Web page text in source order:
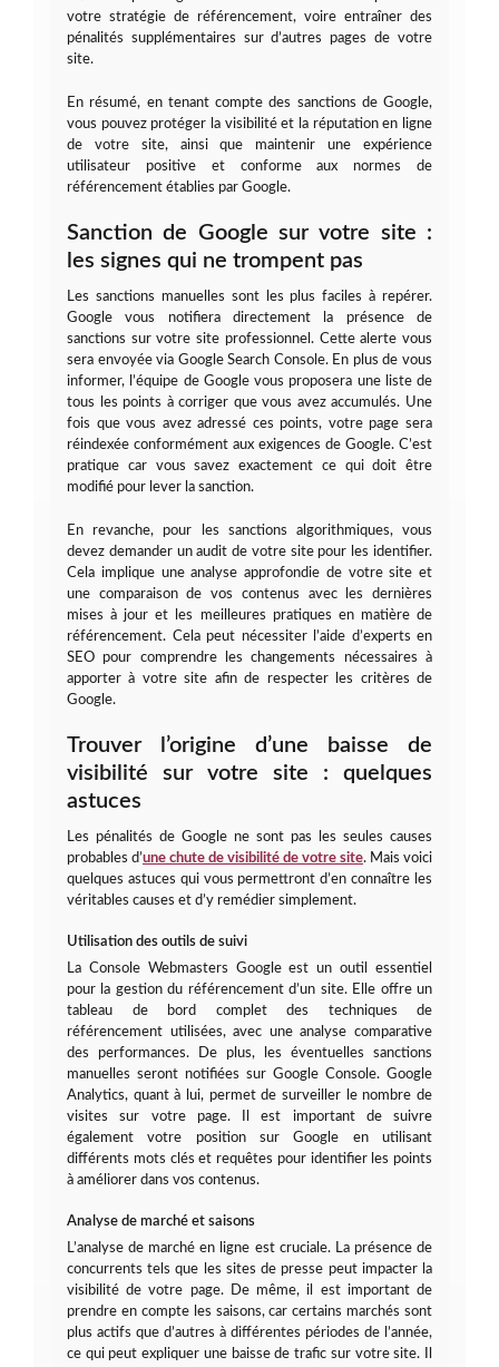
votre stratégie de référencement, voire entraîner des
pénalités supplémentaires sur d’autres pages de votre
site.
En résumé, en tenant compte des sanctions de Google,
vous pouvez protéger la visibilité et la réputation en ligne
de votre site, ainsi que maintenir une expérience
utilisateur positive et conforme aux normes de
référencement établies par Google.
Sanction de Google sur votre site :
les signes qui ne trompent pas
Les sanctions manuelles sont les plus faciles à repérer.
Google vous notifiera directement la présence de
sanctions sur votre site professionnel. Cette alerte vous
sera envoyée via Google Search Console. En plus de vous
informer, l’équipe de Google vous proposera une liste de
tous les points à corriger que vous avez accumulés. Une
fois que vous avez adressé ces points, votre page sera
réindexée conformément aux exigences de Google. C’est
pratique car vous savez exactement ce qui doit être
modifié pour lever la sanction.
En revanche, pour les sanctions algorithmiques, vous
devez demander un audit de votre site pour les identifier.
Cela implique une analyse approfondie de votre site et
une comparaison de vos contenus avec les dernières
mises à jour et les meilleures pratiques en matière de
référencement. Cela peut nécessiter l’aide d’experts en
SEO pour comprendre les changements nécessaires à
apporter à votre site afin de respecter les critères de
Google.
Trouver l’origine d’une baisse de
visibilité sur votre site : quelques
astuces
Les pénalités de Google ne sont pas les seules causes
probables d’une chute de visibilité de votre site. Mais voici
quelques astuces qui vous permettront d’en connaître les
véritables causes et d’y remédier simplement.
Utilisation des outils de suivi
La Console Webmasters Google est un outil essentiel
pour la gestion du référencement d’un site. Elle offre un
tableau de bord complet des techniques de
référencement utilisées, avec une analyse comparative
des performances. De plus, les éventuelles sanctions
manuelles seront notifiées sur Google Console. Google
Analytics, quant à lui, permet de surveiller le nombre de
visites sur votre page. Il est important de suivre
également votre position sur Google en utilisant
différents mots clés et requêtes pour identifier les points
à améliorer dans vos contenus.
Analyse de marché et saisons
L’analyse de marché en ligne est cruciale. La présence de
concurrents tels que les sites de presse peut impacter la
visibilité de votre page. De même, il est important de
prendre en compte les saisons, car certains marchés sont
plus actifs que d’autres à différentes périodes de l’année,
ce qui peut expliquer une baisse de trafic sur votre site. Il